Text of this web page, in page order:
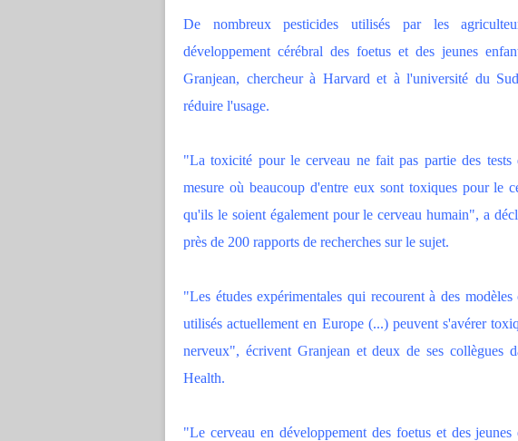
De nombreux pesticides utilisés par les
développement cérébral des foetus et des jeunes
Granjean, chercheur à Harvard et à l'université du
réduire l'usage.
"La toxicité pour le cerveau ne fait pas partie des
mesure où beaucoup d'entre eux sont toxiques pour le
qu'ils le soient également pour le cerveau humain", a
près de 200 rapports de recherches sur le sujet.
"Les études expérimentales qui recourent à des
utilisés actuellement en Europe (...) peuvent s'avérer
nerveux", écrivent Granjean et deux de ses collègues
Health.
"Le cerveau en développement des foetus et des